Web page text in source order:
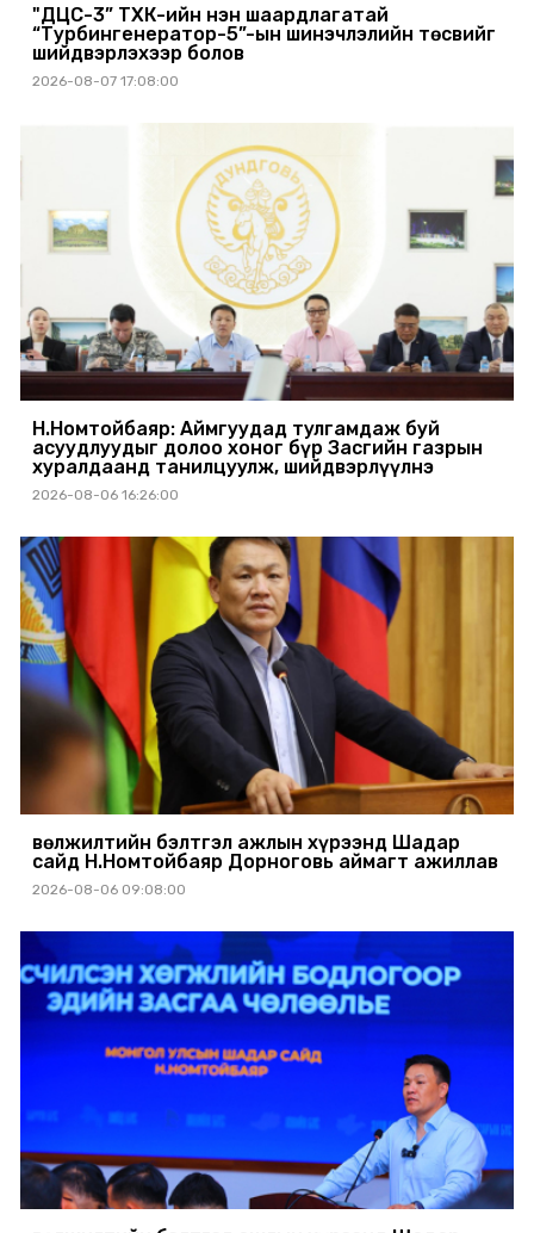
"ДЦС-3” ТӨХК-ийн нэн шаардлагатай
“Турбингенератор-5”-ын шинэчлэлийн төсвийг
шийдвэрлэхээр болов
2026-08-07 17:08:00
Н.Номтойбаяр: Аймгуудад тулгамдаж буй
асуудлуудыг долоо хоног бүр Засгийн газрын
хуралдаанд танилцуулж, шийдвэрлүүлнэ
2026-08-06 16:26:00
Өвөлжилтийн бэлтгэл ажлын хүрээнд Шадар
сайд Н.Номтойбаяр Дорноговь аймагт ажиллав
2026-08-06 09:08:00